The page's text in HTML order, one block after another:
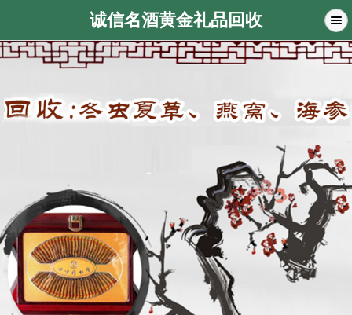
诚信名酒黄金礼品回收